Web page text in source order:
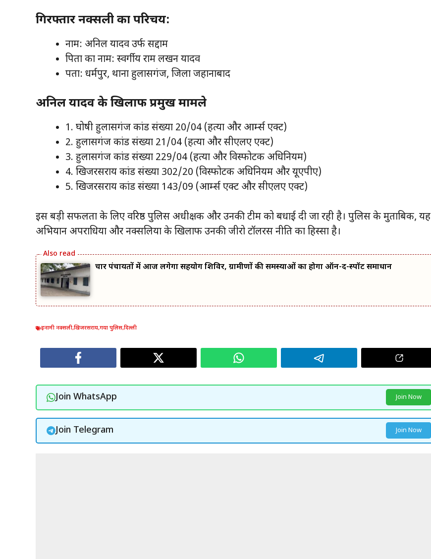
गिरफ्तार नक्सली का परिचय:
नाम: अनिल यादव उर्फ सद्दाम
पिता का नाम: स्वर्गीय राम लखन यादव
पता: धर्मपुर, थाना हुलासगंज, जिला जहानाबाद
अनिल यादव के खिलाफ प्रमुख मामले
1. घोषी हुलासगंज कांड संख्या 20/04 (हत्या और आर्म्स एक्ट)
2. हुलासगंज कांड संख्या 21/04 (हत्या और सीएलए एक्ट)
3. हुलासगंज कांड संख्या 229/04 (हत्या और विस्फोटक अधिनियम)
4. खिजरसराय कांड संख्या 302/20 (विस्फोटक अधिनियम और यूएपीए)
5. खिजरसराय कांड संख्या 143/09 (आर्म्स एक्ट और सीएलए एक्ट)
इस बड़ी सफलता के लिए वरिष्ठ पुलिस अधीक्षक और उनकी टीम को बधाई दी जा रही है। पुलिस के मुताबिक, यह
अभियान अपराधियों और नक्सलियों के खिलाफ उनकी जीरो टॉलरेंस नीति का हिस्सा है।
चार पंचायतों में आज लगेगा सहयोग शिविर, ग्रामीणों की समस्याओं का होगा ऑन-द-स्पॉट समाधान
इनामी नक्सली,खिजरसराय,गया पुलिस,दिल्ली
Join WhatsApp Join Now
Join Telegram Join Now